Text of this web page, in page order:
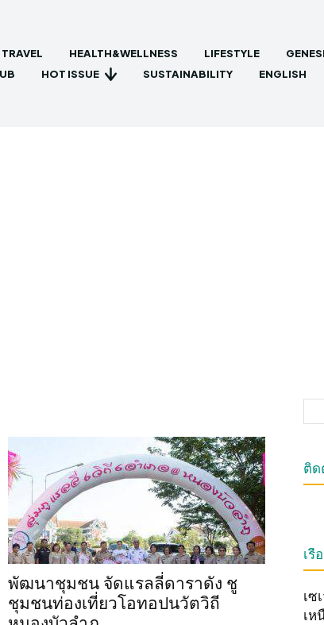
TRAVEL HEALTH&WELLNESS LIFESTYLE
HOT ISSUE SUSTAINABILITY ENGLISH
พัฒนาชุมชน จัดแรลลี่ดาราดัง ชู
ชุมชนท่องเที่ยวโอทอปนวัตวิถี
ติด
เรื่
เซ
เห